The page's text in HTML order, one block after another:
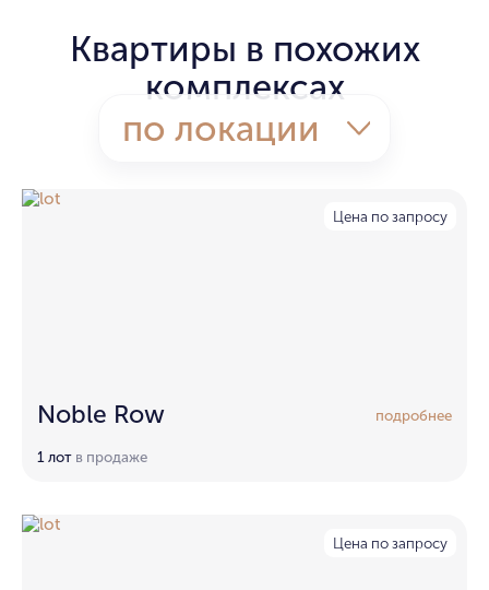
Квартиры в похожих
комплексах
по локации
Цена по запросу
Noble Row подробнее
1 лот в продаже
Цена по запросу